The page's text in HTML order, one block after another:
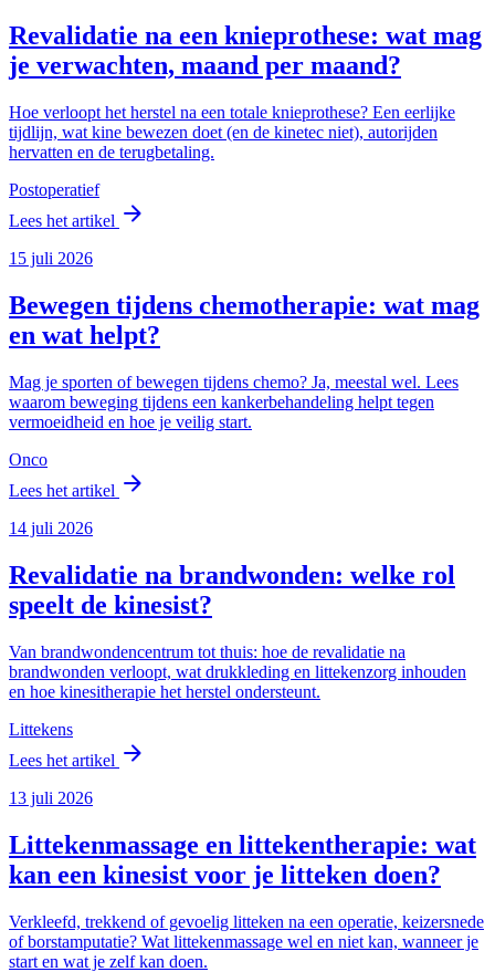
Revalidatie na een knieprothese: wat mag
je verwachten, maand per maand?
Hoe verloopt het herstel na een totale knieprothese? Een eerlijke
tijdlijn, wat kine bewezen doet (en de kinetec niet), autorijden
hervatten en de terugbetaling.
Postoperatief
Lees het artikel arrow_forward
15 juli 2026
Bewegen tijdens chemotherapie: wat mag
en wat helpt?
Mag je sporten of bewegen tijdens chemo? Ja, meestal wel. Lees
waarom beweging tijdens een kankerbehandeling helpt tegen
vermoeidheid en hoe je veilig start.
Onco
Lees het artikel arrow_forward
14 juli 2026
Revalidatie na brandwonden: welke rol
speelt de kinesist?
Van brandwondencentrum tot thuis: hoe de revalidatie na
brandwonden verloopt, wat drukkleding en littekenzorg inhouden
en hoe kinesitherapie het herstel ondersteunt.
Littekens
Lees het artikel arrow_forward
13 juli 2026
Littekenmassage en littekentherapie: wat
kan een kinesist voor je litteken doen?
Verkleefd, trekkend of gevoelig litteken na een operatie, keizersnede
of borstamputatie? Wat littekenmassage wel en niet kan, wanneer je
start en wat je zelf kan doen.